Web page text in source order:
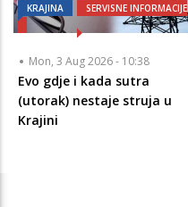
KRAJINA SERVISNE INFORMACIJE
Mon, 3 Aug 2026 - 10:38
Evo gdje i kada sutra
(utorak) nestaje struja u
Krajini